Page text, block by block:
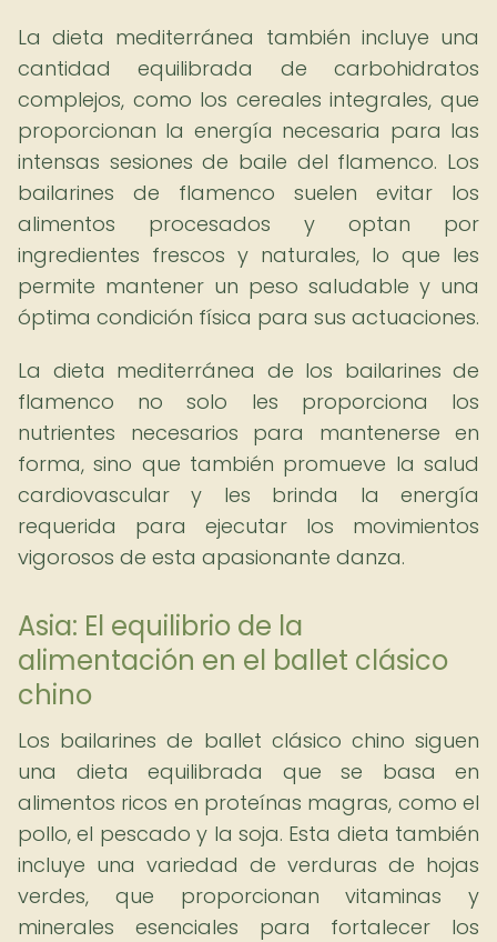
La dieta mediterránea también incluye una
cantidad equilibrada de carbohidratos
complejos, como los cereales integrales, que
proporcionan la energía necesaria para las
intensas sesiones de baile del flamenco. Los
bailarines de flamenco suelen evitar los
alimentos procesados y optan por
ingredientes frescos y naturales, lo que les
permite mantener un peso saludable y una
óptima condición física para sus actuaciones.
La dieta mediterránea de los bailarines de
flamenco no solo les proporciona los
nutrientes necesarios para mantenerse en
forma, sino que también promueve la salud
cardiovascular y les brinda la energía
requerida para ejecutar los movimientos
vigorosos de esta apasionante danza.
Asia: El equilibrio de la
alimentación en el ballet clásico
chino
Los bailarines de ballet clásico chino siguen
una dieta equilibrada que se basa en
alimentos ricos en proteínas magras, como el
pollo, el pescado y la soja. Esta dieta también
incluye una variedad de verduras de hojas
verdes, que proporcionan vitaminas y
minerales esenciales para fortalecer los